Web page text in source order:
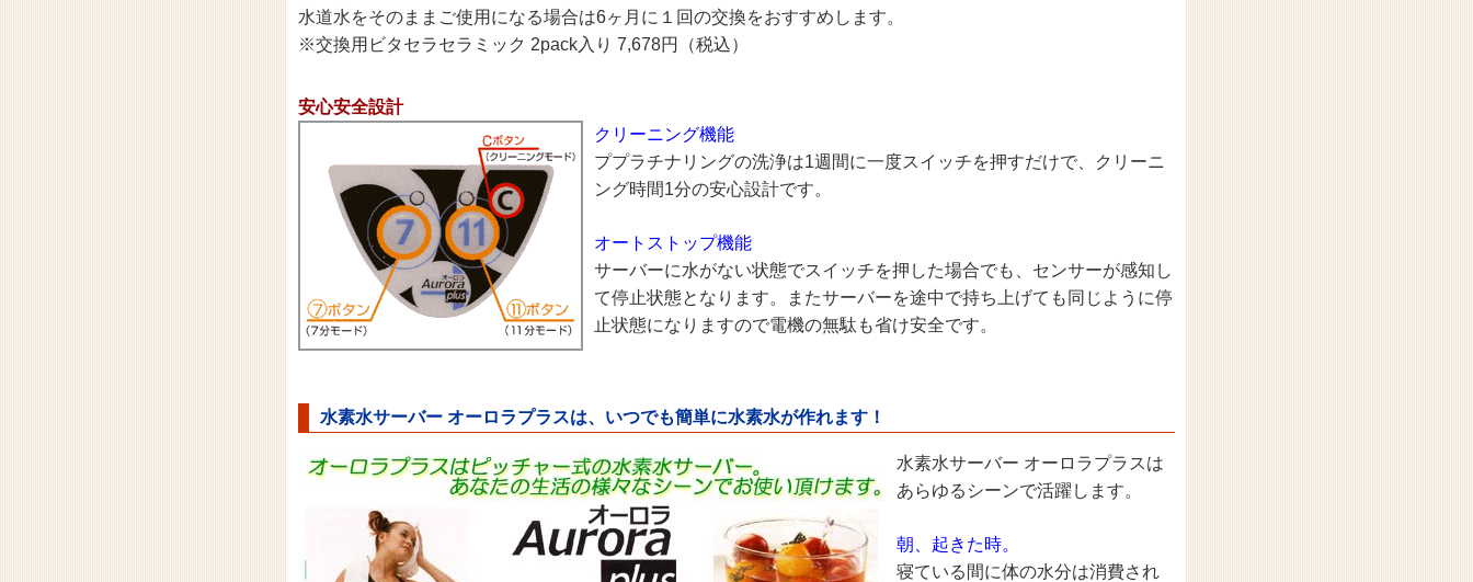
水道水をそのままご使用になる場合は6ヶ月に１回の交換をおすすめします。
※交換用ビタセラセラミック 2pack入り 7,678円（税込）
安心安全設計
クリーニング機能
ププラチナリングの洗浄は1週間に一度スイッチを押すだけで、クリーニ
ング時間1分の安心設計です。
オートストップ機能
サーバーに水がない状態でスイッチを押した場合でも、センサーが感知し
て停止状態となります。またサーバーを途中で持ち上げても同じように停
止状態になりますので電機の無駄も省け安全です。
水素水サーバー オーロラプラスは、いつでも簡単に水素水が作れます！
水素水サーバー オーロラプラスは
あらゆるシーンで活躍します。
朝、起きた時。
寝ている間に体の水分は消費され